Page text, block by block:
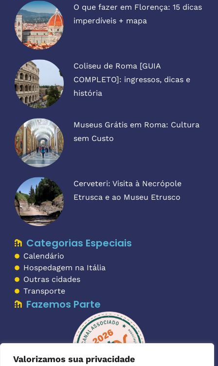
Valorizamos sua privacidade
O que fazer em Florença: 15 dicas
imperdíveis + mapa
Coliseu de Roma [GUIA
COMPLETO]: ingressos, dicas e
história
Museus Grátis em Roma: Cultura
sem Custo
Cerveteri: Visita à Necrópole
Etrusca e ao Museu Etrusco
Categorias Especiais
Calendário
Hospedagem na Itália
Outras cidades
Transporte
Fazemos Parte